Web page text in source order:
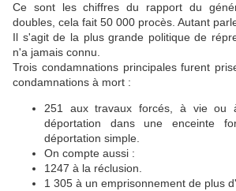
Ce sont les chiffres du rapport du
doubles, cela fait 50 000 procès. Autant
Il s'agit de la plus grande politique de
n'a jamais connu.
Trois condamnations principales furent
condamnations à mort :
251 aux travaux forcés, à vie ou
déportation dans une enceinte
déportation simple.
On compte aussi :
1247 à la réclusion.
1 305 à un emprisonnement de plus